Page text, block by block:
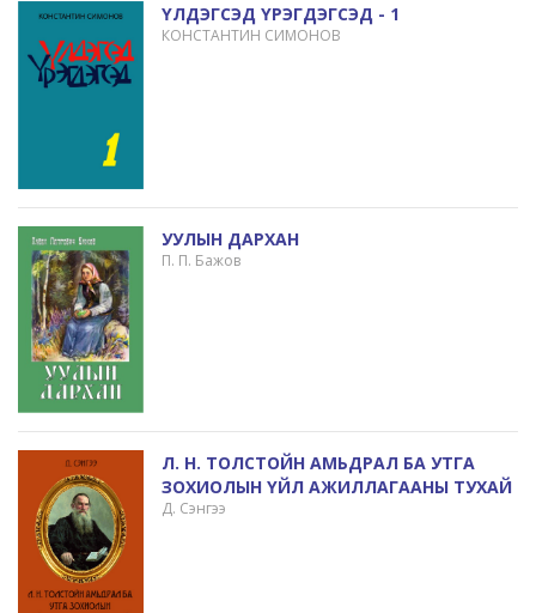
ҮЛДЭГСЭД ҮРЭГДЭГСЭД - 1
КОНСТАНТИН СИМОНОВ
УУЛЫН ДАРХАН
П. П. Бажов
Л. Н. ТОЛСТОЙН АМЬДРАЛ БА УТГА
ЗОХИОЛЫН ҮЙЛ АЖИЛЛАГААНЫ ТУХАЙ
Д. Сэнгээ